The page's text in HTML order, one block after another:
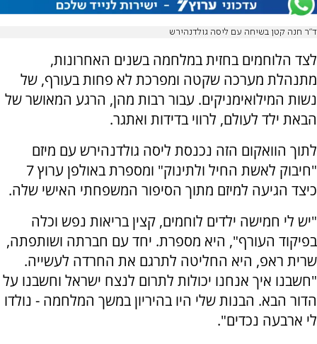
ד”ר חנה קטן בשיחה עם ליסה גולדנהירש
לצד הלוחמים בחזית במלחמה בשנים האחרונות,
מתנהלת מערכה שקטה ומפרכת לא פחות בעורף, של
נשות המילואימניקים. עבור רבות מהן, הרגע המאושר של
הבאת ילד לעולם, לרווי בדידות ואתגר.
לתוך הוואקום הזה נכנסת ליסה גולדנהירש עם מיזם
"חיבוק לאשת החיל ולתינוק" ומספרת באולפן ערוץ 7
כיצד הגיעה למיזם מתוך הסיפור המשפחתי האישי שלה.
"יש לי חמישה ילדים לוחמים, קצין בריאות נפש וכלה
בפיקוד העורף", היא מספרת. יחד עם חברתה ושותפתה,
שרית ראפ, היא החליטה לתרגם את החרדה לעשייה.
"חשבנו איך אנחנו יכולות לתרום לנצח ישראל וחשבנו על
הדור הבא. הבנות שלי היו בהיריון במשך המלחמה - נולדו
לי ארבעה נכדים".